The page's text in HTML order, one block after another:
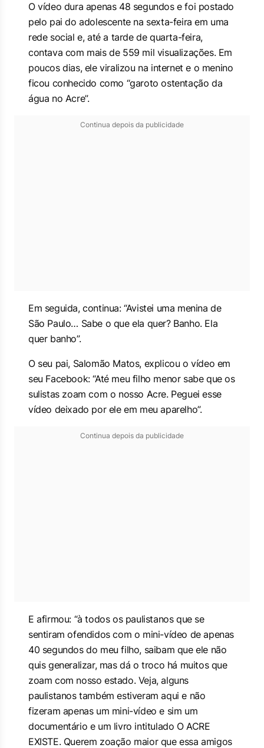
O vídeo dura apenas 48 segundos e foi postado
pelo pai do adolescente na sexta-feira em uma
rede social e, até a tarde de quarta-feira,
contava com mais de 559 mil visualizações. Em
poucos dias, ele viralizou na internet e o menino
ficou conhecido como “garoto ostentação da
água no Acre”.
Continua depois da publicidade
Em seguida, continua: “Avistei uma menina de
São Paulo… Sabe o que ela quer? Banho. Ela
quer banho”.
O seu pai, Salomão Matos, explicou o vídeo em
seu Facebook: “Até meu filho menor sabe que os
sulistas zoam com o nosso Acre. Peguei esse
vídeo deixado por ele em meu aparelho”.
Continua depois da publicidade
E afirmou: “à todos os paulistanos que se
sentiram ofendidos com o mini-vídeo de apenas
40 segundos do meu filho, saibam que ele não
quis generalizar, mas dá o troco há muitos que
zoam com nosso estado. Veja, alguns
paulistanos também estiveram aqui e não
fizeram apenas um mini-vídeo e sim um
documentário e um livro intitulado O ACRE
EXISTE. Querem zoação maior que essa amigos